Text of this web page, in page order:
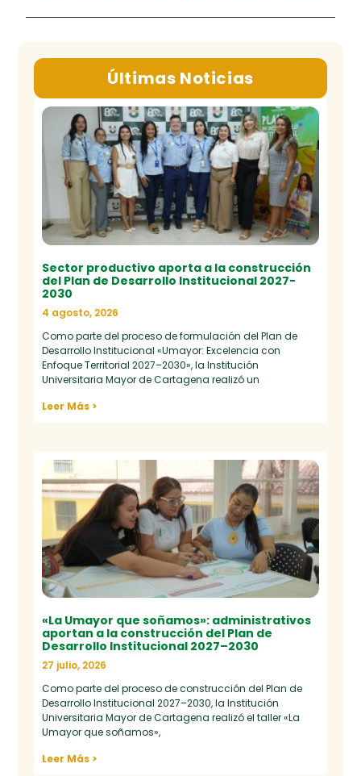
Últimas Noticias
Sector productivo aporta a la construcción
del Plan de Desarrollo Institucional 2027-
2030
4 agosto, 2026
Como parte del proceso de formulación del Plan de
Desarrollo Institucional «Umayor: Excelencia con
Enfoque Territorial 2027–2030», la Institución
Universitaria Mayor de Cartagena realizó un
Leer Más >
«La Umayor que soñamos»: administrativos
aportan a la construcción del Plan de
Desarrollo Institucional 2027–2030
27 julio, 2026
Como parte del proceso de construcción del Plan de
Desarrollo Institucional 2027–2030, la Institución
Universitaria Mayor de Cartagena realizó el taller «La
Umayor que soñamos»,
Leer Más >